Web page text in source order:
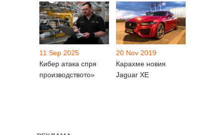
11 Sep 2025
Кибер атака спря
производството»
20 Nov 2019
Карахме новия
Jaguar XE